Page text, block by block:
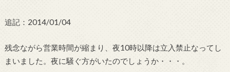
追記：2014/01/04
残念ながら営業時間が縮まり、夜10時以降は立入禁止なってし
まいました。夜に騒ぐ方がいたのでしょうか・・・。